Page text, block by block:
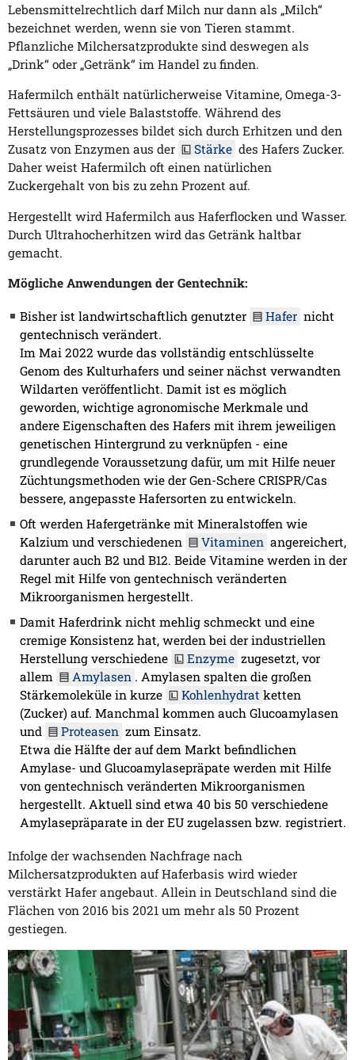
Lebensmittelrechtlich darf Milch nur dann als „Milch“
bezeichnet werden, wenn sie von Tieren stammt.
Pflanzliche Milchersatzprodukte sind deswegen als
„Drink“ oder „Getränk“ im Handel zu finden.
Hafermilch enthält natürlicherweise Vitamine, Omega-3-
Fettsäuren und viele Balaststoffe. Während des
Herstellungsprozesses bildet sich durch Erhitzen und den
Zusatz von Enzymen aus der
Stärke des Hafers Zucker.
Daher weist Hafermilch oft einen natürlichen
Zuckergehalt von bis zu zehn Prozent auf.
Hergestellt wird Hafermilch aus Haferflocken und Wasser.
Durch Ultrahocherhitzen wird das Getränk haltbar
gemacht.
Mögliche Anwendungen der Gentechnik:
Bisher ist landwirtschaftlich genutzter Hafer nicht
gentechnisch verändert.
Im Mai 2022 wurde das vollständig entschlüsselte
Genom des Kulturhafers und seiner nächst verwandten
Wildarten veröffentlicht. Damit ist es möglich
geworden, wichtige agronomische Merkmale und
andere Eigenschaften des Hafers mit ihrem jeweiligen
genetischen Hintergrund zu verknüpfen - eine
grundlegende Voraussetzung dafür, um mit Hilfe neuer
Züchtungsmethoden wie der Gen-Schere CRISPR/Cas
bessere, angepasste Hafersorten zu entwickeln.
Oft werden Hafergetränke mit Mineralstoffen wie
Kalzium und verschiedenen
Vitaminen angereichert,
darunter auch B2 und B12. Beide Vitamine werden in der
Regel mit Hilfe von gentechnisch veränderten
Mikroorganismen hergestellt.
Damit Haferdrink nicht mehlig schmeckt und eine
cremige Konsistenz hat, werden bei der industriellen
Herstellung verschiedene
Enzyme zugesetzt, vor
allem
Amylasen . Amylasen spalten die großen
Stärkemoleküle in kurze
Kohlenhydrat ketten
(Zucker) auf. Manchmal kommen auch Glucoamylasen
und
Proteasen zum Einsatz.
Etwa die Hälfte der auf dem Markt befindlichen
Amylase- und Glucoamylasepräpate werden mit Hilfe
von gentechnisch veränderten Mikroorganismen
hergestellt. Aktuell sind etwa 40 bis 50 verschiedene
Amylasepräparate in der EU zugelassen bzw. registriert.
Infolge der wachsenden Nachfrage nach
Milchersatzprodukten auf Haferbasis wird wieder
verstärkt Hafer angebaut. Allein in Deutschland sind die
Flächen von 2016 bis 2021 um mehr als 50 Prozent
gestiegen.